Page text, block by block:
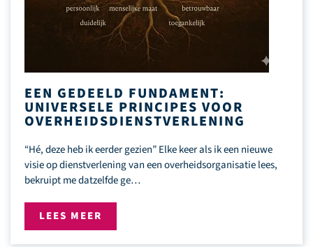
EEN GEDEELD FUNDAMENT:
UNIVERSELE PRINCIPES VOOR
OVERHEIDSDIENSTVERLENING
“Hé, deze heb ik eerder gezien” Elke keer als ik een nieuwe
visie op dienstverlening van een overheidsorganisatie lees,
bekruipt me datzelfde ge…
LEES MEER